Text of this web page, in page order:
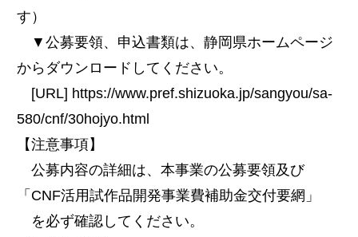
す）
▼公募要領、申込書類は、静岡県ホームページ
からダウンロードしてください。
[URL] https://www.pref.shizuoka.jp/sangyou/sa-
580/cnf/30hojyo.html
【注意事項】
公募内容の詳細は、本事業の公募要領及び
「CNF活用試作品開発事業費補助金交付要網」
を必ず確認してください。